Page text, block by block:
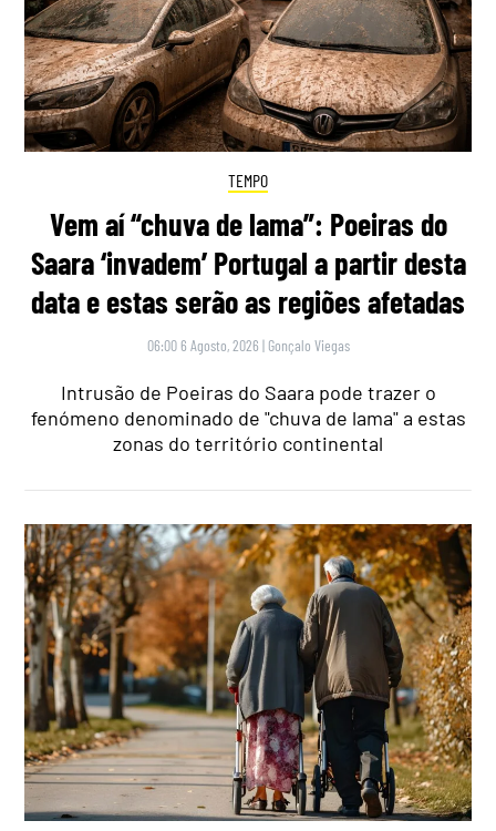
TEMPO
Vem aí “chuva de lama”: Poeiras do
Saara ‘invadem’ Portugal a partir desta
data e estas serão as regiões afetadas
06:00 6 Agosto, 2026 | Gonçalo Viegas
Intrusão de Poeiras do Saara pode trazer o
fenómeno denominado de "chuva de lama" a estas
zonas do território continental